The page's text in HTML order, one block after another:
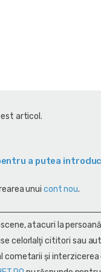
articol.
a putea
unui cont nou.
atacuri la
celorlalţi cititori sau
și